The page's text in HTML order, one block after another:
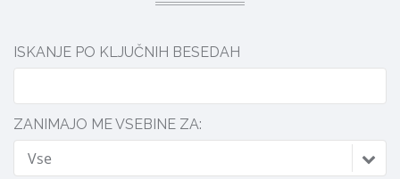
ISKANJE PO KLJUČNIH BESEDAH
ZANIMAJO ME VSEBINE ZA:
Vse